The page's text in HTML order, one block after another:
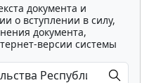
документа и
о вступлении в силу,
документа,
версии системы